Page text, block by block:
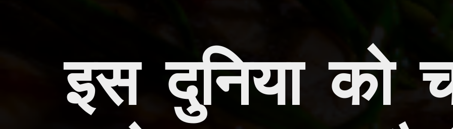
इस दुनिया को